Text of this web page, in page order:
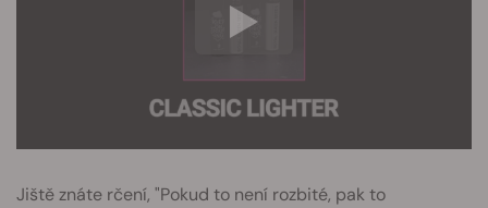
Jiště znáte rčení, "Pokud to není rozbité, pak to